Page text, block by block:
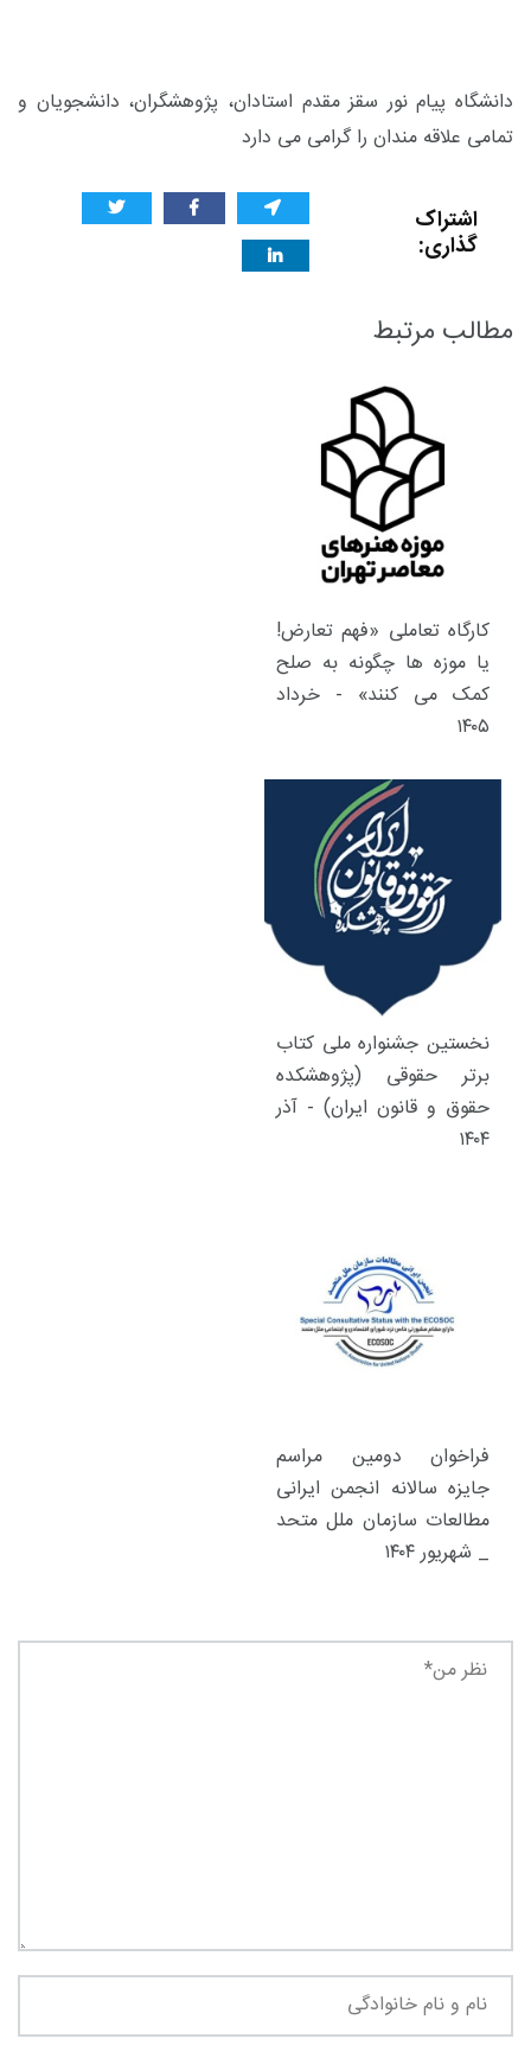
دانشگاه پیام نور سقز مقدم استادان، پژوهشگران، دانشجویان و
تمامی علاقه مندان را گرامی می دارد
اشتراک
گذاری:
مطالب مرتبط
کارگاه تعاملی «فهم تعارض!
یا موزه ها چگونه به صلح
کمک می کنند» - خرداد
۱۴۰۵
نخستین جشنواره ملی کتاب
برتر حقوقی (پژوهشکده
حقوق و قانون ایران) - آذر
۱۴۰۴
فراخوان دومین مراسم
جایزه سالانه انجمن ایرانی
مطالعات سازمان ملل متحد
_ شهریور ۱۴۰۴